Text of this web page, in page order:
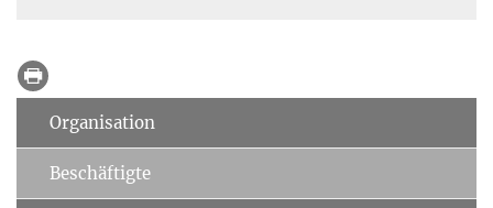
Organisation
Beschäftigte